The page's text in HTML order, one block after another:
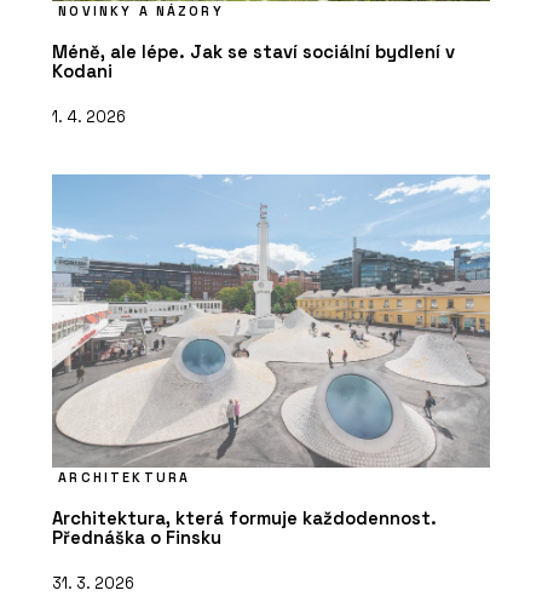
NOVINKY A NÁZORY
Méně, ale lépe. Jak se staví sociální bydlení v
Kodani
1. 4. 2026
ARCHITEKTURA
Architektura, která formuje každodennost.
Přednáška o Finsku
31. 3. 2026